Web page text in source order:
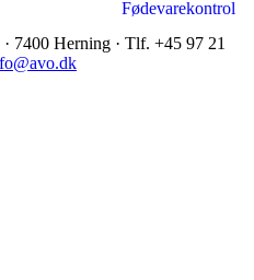
7400 Herning · Tlf. +45 97 21